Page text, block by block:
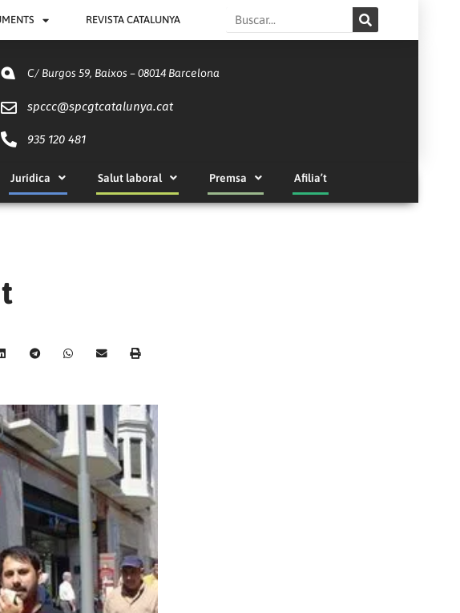
REVISTA CATALUNYA Search
C/ Burgos 59, Baixos – 08014 Barcelona
spccc@spcgtcatalunya.cat
935 120 481
Jurídica Salut laboral Premsa Afilia’t